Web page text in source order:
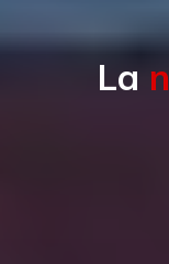
La n